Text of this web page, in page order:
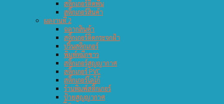
สติ๊กเกอร์ติดพื้น
สติ๊กเกอร์สินค้า
ผลงานที่ 2
ฉลากสินค้า
สติ๊กเกอร์ติดกระจกฝ้า
ปริ้นสติกเกอร์
พิมพ์หมึกขาว
สติ๊กเกอร์สูญญากาศ
สติ๊กเกอร์ PVC
สติ๊กเกอร์โลโก้
ร้านพิมพ์สติ๊กเกอร์
ป้ายสูญญากาศ